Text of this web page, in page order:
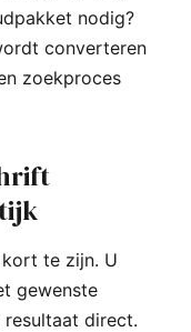
nodig?
converteren
zoekproces
te zijn. U
gewenste
direct.